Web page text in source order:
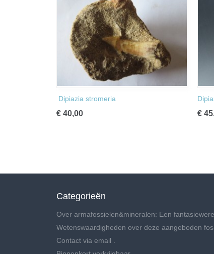
Dipiazia stromeria
€ 40,00 €
Categorieën
Over armafossielen&mineralen: Een
Wetenswaardigheden over deze aangeboden
Contact via email .